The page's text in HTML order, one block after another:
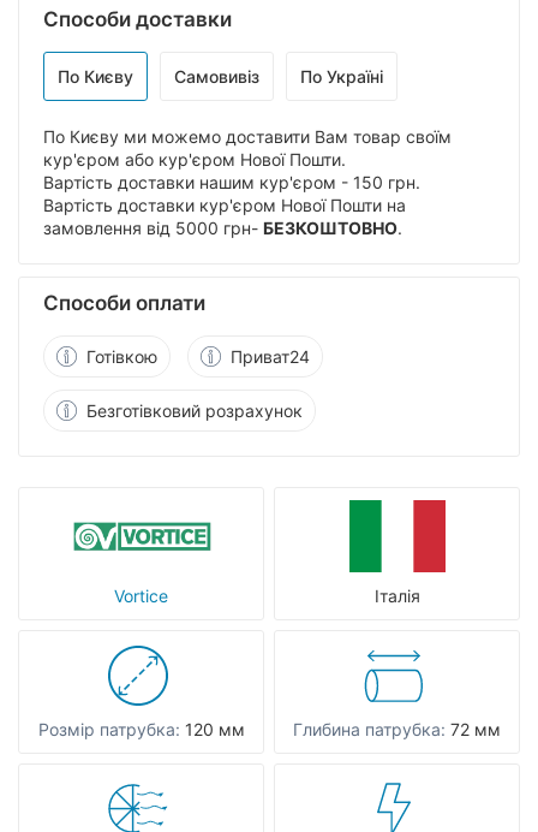
Vortice Італія
Розмір патрубка: 120 мм Глибина патрубка: 72 мм
Способи доставки
По Києву Самовивіз По Україні
По Києву ми можемо доставити Вам товар своїм
кур'єром або кур'єром Нової Пошти.
Вартість доставки нашим кур'єром - 150 грн.
Вартість доставки кур'єром Нової Пошти на
замовлення від 5000 грн- БЕЗКОШТОВНО.
Способи оплати
Готівкою Приват24
Безготівковий розрахунок